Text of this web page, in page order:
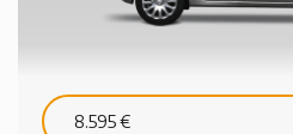
8.595 €